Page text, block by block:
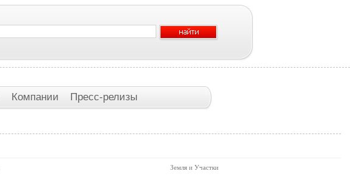
Компании Пресс-релизы
Земля и Участки